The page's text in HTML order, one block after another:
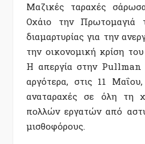
Μαζικές ταραχές
Οχάιο την Πρωτομαγιά
διαμαρτυρίας για την
την οικονομική κρίση
Η απεργία στην Pullman
αργότερα, στις 11
αναταραχές σε όλη τη
πολλών εργατών από
μισθοφόρους.